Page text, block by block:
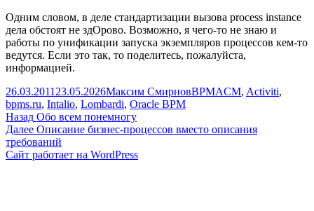
Одним словом, в деле стандартизации вызова process instance
дела обстоят не здОрово. Возможно, я чего-то не знаю и
работы по унификации запуска экземпляров процессов кем-то
ведутся. Если это так, то поделитесь, пожалуйста,
информацией.
Опубликовано
26.03.2011 23.05.2026Автор
Максим СмирновРубрики
BPMМетки
ACM, Activiti,
bpms.ru, Intalio, Lombardi, Oracle BPM
Навигация
по
записям
Назад Предыдущая
запись:
Обо всем понемногу
Далее Следующая
запись:
Описание бизнес-процессов вместо описания
требований
Сайт работает на WordPress